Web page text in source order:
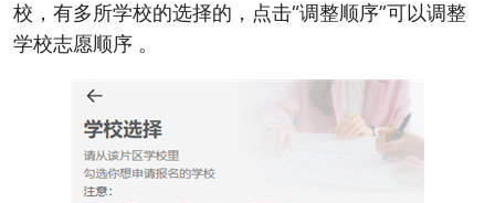
校，有多所学校的选择的，点击“调整顺序”可以调整
学校志愿顺序 。